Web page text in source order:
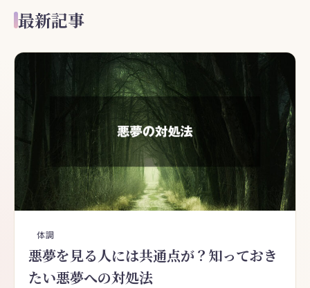
最新記事
体調
悪夢を見る人には共通点が？知っておき
たい悪夢への対処法